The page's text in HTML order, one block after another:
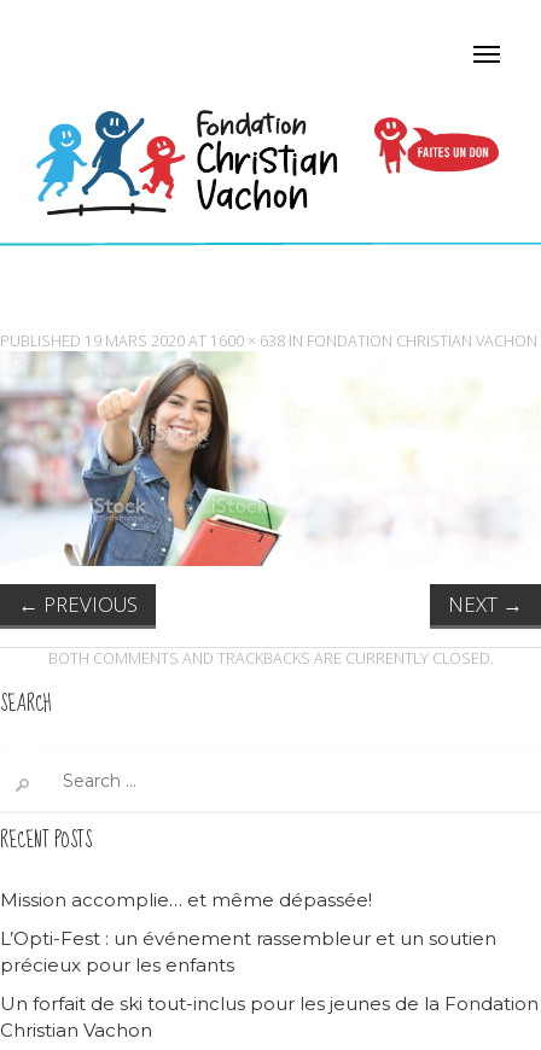
PUBLISHED 19 MARS 2020AT 1600 × 638 IN FONDATION CHRISTIAN VACHON
← PREVIOUS NEXT →
BOTH COMMENTS AND TRACKBACKS ARE CURRENTLY CLOSED.
SEARCH
for:
RECENT POSTS
Mission accomplie… et même dépassée!
L’Opti-Fest : un événement rassembleur et un soutien
précieux pour les enfants
Un forfait de ski tout-inclus pour les jeunes de la Fondation
Christian Vachon